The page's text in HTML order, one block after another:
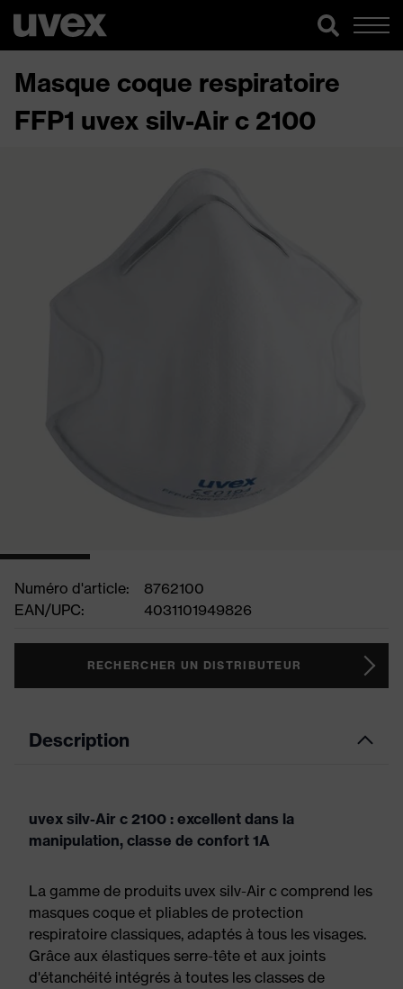
Masque coque respiratoire
FFP1 uvex silv-Air c 2100
Numéro d'article:
8762100
EAN/UPC:
4031101949826
RECHERCHER UN DISTRIBUTEUR
Description
uvex silv-Air c 2100 : excellent dans la
manipulation, classe de confort 1A
La gamme de produits uvex silv-Air c comprend les
masques coque et pliables de protection
respiratoire classiques, adaptés à tous les visages.
Grâce aux élastiques serre-tête et aux joints
d'étanchéité intégrés à toutes les classes de